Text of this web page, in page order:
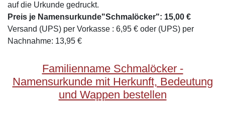
auf die Urkunde gedruckt.
Preis je Namensurkunde"Schmalöcker": 15,00 €
Versand (UPS) per Vorkasse : 6,95 € oder (UPS) per
Nachnahme: 13,95 €
Familienname Schmalöcker -
Namensurkunde mit Herkunft, Bedeutung
und Wappen bestellen